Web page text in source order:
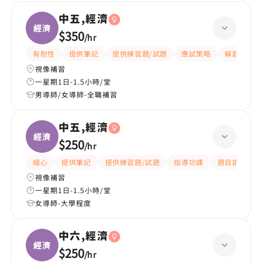
經濟
中五,經濟
$350/hr
有耐性 提供筆記 提供練習題/試題 應試策略
解題思路
視像補習
一星期1日-1.5小時/堂
男導師/女導師-全職補習
經濟
中五,經濟
$250/hr
細心 提供筆記 提供練習題/試題 指導功課 題目講解
視像補習
一星期1日-1.5小時/堂
女導師-大學程度
經濟
中六,經濟
$250/hr